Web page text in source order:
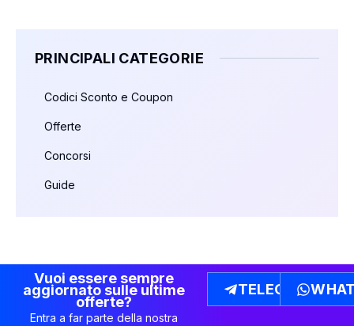
PRINCIPALI CATEGORIE
Codici Sconto e Coupon
Offerte
Concorsi
Guide
Vuoi essere sempre
aggiornato sulle ultime
offerte?
Entra a far parte della nostra
TELEGRAM